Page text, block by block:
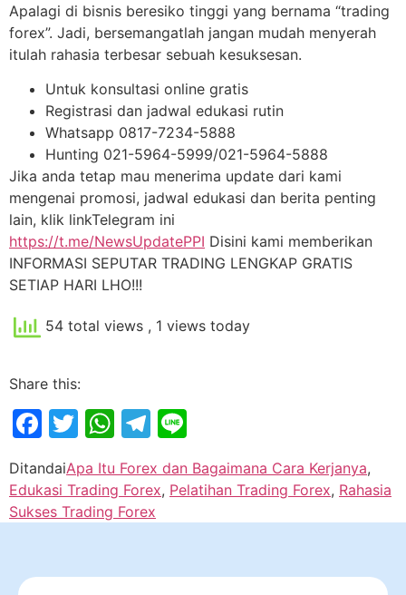
Apalagi di bisnis beresiko tinggi yang bernama “trading
forex”. Jadi, bersemangatlah jangan mudah menyerah
itulah rahasia terbesar sebuah kesuksesan.
Untuk konsultasi online gratis
Registrasi dan jadwal edukasi rutin
Whatsapp 0817-7234-5888
Hunting 021-5964-5999/021-5964-5888
Jika anda tetap mau menerima update dari kami
mengenai promosi, jadwal edukasi dan berita penting
lain, klik linkTelegram ini
https://t.me/NewsUpdatePPI Disini kami memberikan
INFORMASI SEPUTAR TRADING LENGKAP GRATIS
SETIAP HARI LHO!!!
54 total views , 1 views today
Share this:
Facebook
Twitter
WhatsApp
Telegram
DitandaiApa Itu Forex dan Bagaimana Cara Kerjanya,
Edukasi Trading Forex, Pelatihan Trading Forex, Rahasia
Sukses Trading Forex